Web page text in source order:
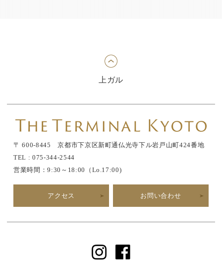
上ガル
〒 600-8445 京都市下京区新町通仏光寺下ル岩戸山町424番地
TEL : 075-344-2544
営業時間：9:30～18:00（Lo.17:00)
アクセス お問い合わせ